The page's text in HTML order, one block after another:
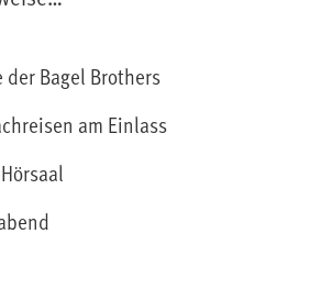
der Bagel Brothers
am Einlass